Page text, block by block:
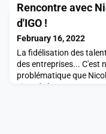
Renard : Président Marc
présidents Arnaud Mathi
Rencontre avec
d'IGO !
February 16, 2022
La fidélisation des
des entreprises... C'est
problématique que
vient de lancer IGO, un